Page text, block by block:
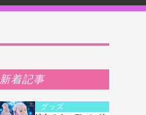
新着記事
グッズ